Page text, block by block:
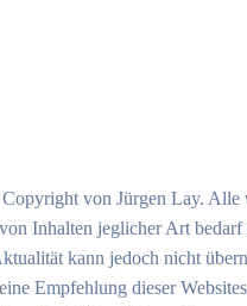
von Jürgen Lay. Alle
Inhalten jeglicher Art
kann jedoch nicht
Empfehlung dieser